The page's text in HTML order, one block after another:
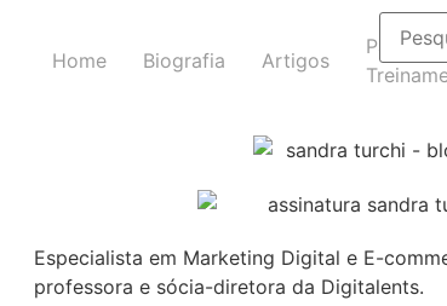
Home Biografia Artigos
Especialista em Marketing Digital e E-
professora e sócia-diretora da Digitalents.